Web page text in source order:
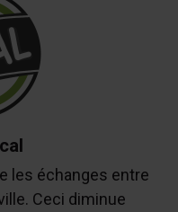
les échanges entre
Ceci diminue